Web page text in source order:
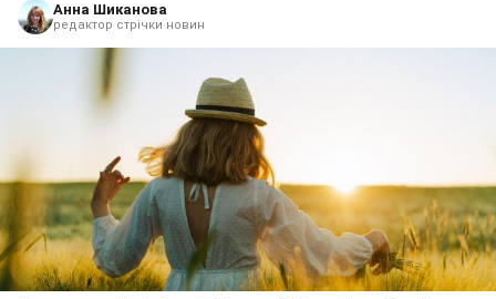
Анна Шиканова
редактор стрічки новин